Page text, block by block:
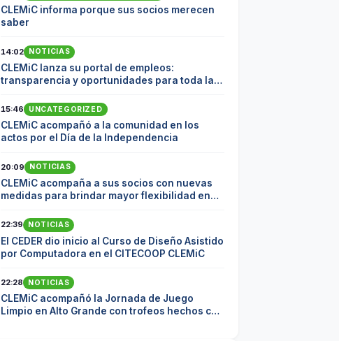
CLEMiC informa porque sus socios merecen
saber
14:02 NOTICIAS
CLEMiC lanza su portal de empleos:
transparencia y oportunidades para toda la
15:46 UNCATEGORIZED
CLEMiC acompañó a la comunidad en los
actos por el Día de la Independencia
20:09 NOTICIAS
CLEMiC acompaña a sus socios con nuevas
medidas para brindar mayor flexibilidad en
22:39 NOTICIAS
El CEDER dio inicio al Curso de Diseño Asistido
por Computadora en el CITECOOP CLEMiC
22:28 NOTICIAS
CLEMiC acompañó la Jornada de Juego
Limpio en Alto Grande con trofeos hechos con